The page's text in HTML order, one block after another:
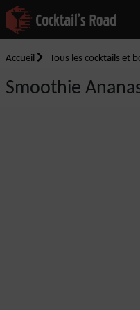
Accueil Tous les cocktails et
Smoothie